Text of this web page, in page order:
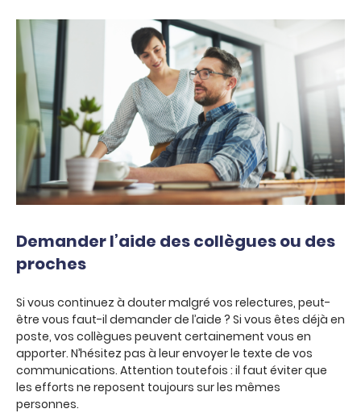
Demander l’aide des collègues ou des
proches
Si vous continuez à douter malgré vos relectures, peut-
être vous faut-il demander de l’aide ? Si vous êtes déjà en
poste, vos collègues peuvent certainement vous en
apporter. N’hésitez pas à leur envoyer le texte de vos
communications. Attention toutefois : il faut éviter que
les efforts ne reposent toujours sur les mêmes
personnes.